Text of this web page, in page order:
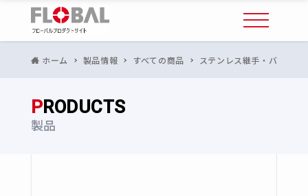
ホーム 製品情報 すべての商品 ステンレス継手・バルブ
P RODUCTS
製品